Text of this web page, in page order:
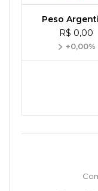
Peso
R$ 0,00
+0,00%